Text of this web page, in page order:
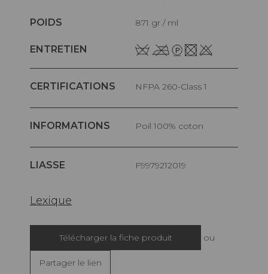
POIDS 871 gr / ml
ENTRETIEN
CERTIFICATIONS NFPA 260-Class 1
INFORMATIONS Poil 100% coton
LIASSE F9979212019
Lexique
Télécharger la fiche produit ou
Partager le lien